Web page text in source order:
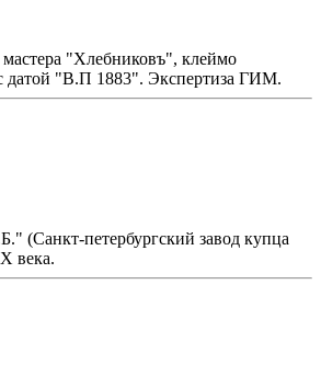
"Хлебниковъ", клеймо
датой "В.П 1883". Экспертиза ГИМ.
(Санкт-петербургский завод купца
века.